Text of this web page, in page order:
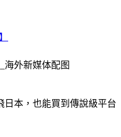
日本，也能買到傳說級平台